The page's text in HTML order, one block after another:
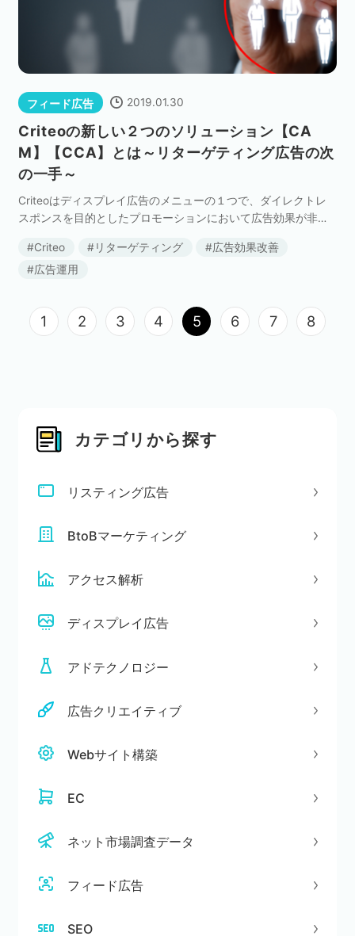
フィード広告 2019.01.30
Criteoの新しい２つのソリューション【CA
M】【CCA】とは～リターゲティング広告の次
の一手～
Criteoはディスプレイ広告のメニューの１つで、ダイレクトレ
スポンスを目的としたプロモーションにおいて広告効果が非常
くの商品やサービスを扱うWebサイトのプロモ […]
Criteo リターゲティング
広告効果改善
広告運用
1 2 3 4 5 6 7 8
カテゴリから探す
リスティング広告
BtoBマーケティング
アクセス解析
ディスプレイ広告
アドテクノロジー
広告クリエイティブ
Webサイト構築
EC
ネット市場調査データ
フィード広告
SEO